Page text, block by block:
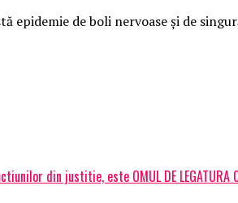
de boli nervoase şi de
din justitie, este OMUL DE LEGATURA